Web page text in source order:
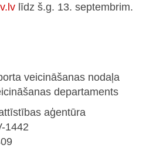
līdz š.g. 13. septembrim.
veicināšanas nodaļa
departaments
aģentūra
1442